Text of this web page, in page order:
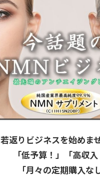
若返りビジネスを始めま
「低予算！」「高収入
「月々の定期購入な